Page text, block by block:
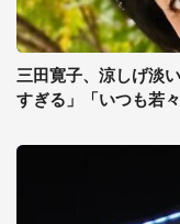
三田寛子、涼しげ淡
すぎる」「いつも若